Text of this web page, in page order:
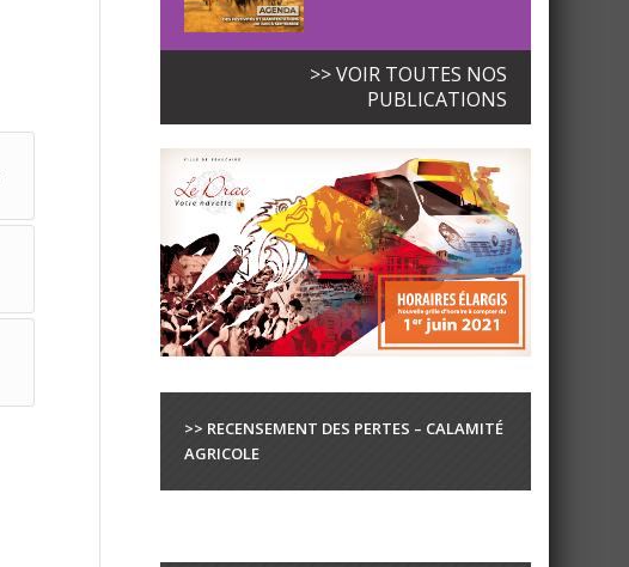
>> VOIR TOUTES NOS
PUBLICATIONS
>> RECENSEMENT DES PERTES – CALAMITÉ
AGRICOLE